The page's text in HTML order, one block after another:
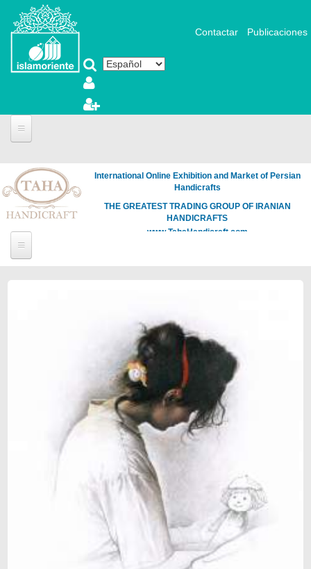
Pasar al contenido principal
Contactar Publicaciones
International Online Exhibition and Market of Persian
Handicrafts
THE GREATEST TRADING GROUP OF IRANIAN
HANDICRAFTS
www.TahaHandicraft.com